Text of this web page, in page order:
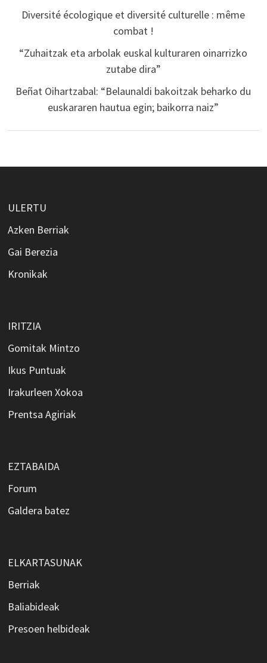
Diversité écologique et diversité culturelle : même
combat !
“Zuhaitzak eta arbolak euskal kulturaren oinarrizko
zutabe dira”
Beñat Oihartzabal: “Belaunaldi bakoitzak beharko du
euskararen hautua egin; baikorra naiz”
ULERTU
Azken Berriak
Gai Berezia
Kronikak
IRITZIA
Gomitak Mintzo
Ikus Puntuak
Irakurleen Xokoa
Prentsa Agiriak
EZTABAIDA
Forum
Galdera batez
ELKARTASUNAK
Berriak
Baliabideak
Presoen helbideak